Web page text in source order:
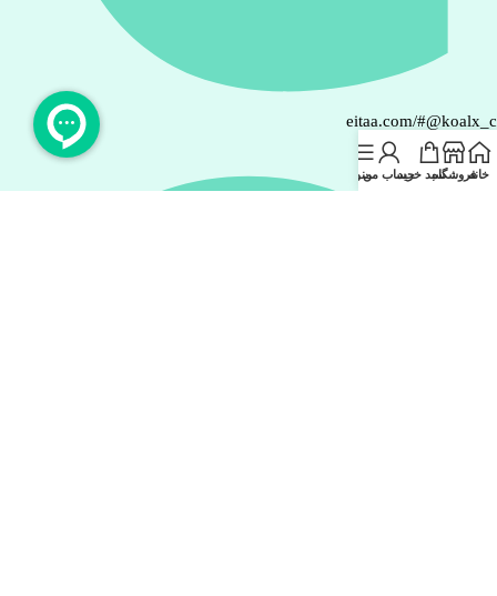
eitaa.com/
خانهفروشگاهسبد خریدحساب منمنو